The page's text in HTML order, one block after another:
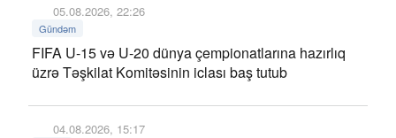
05.08.2026, 22:26
Gündəm
FIFA U-15 və U-20 dünya çempionatlarına hazırlıq
üzrə Təşkilat Komitəsinin iclası baş tutub
04.08.2026, 15:17